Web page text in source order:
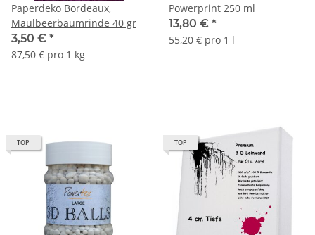
Paperdeko Bordeaux,
Maulbeerbaumrinde 40 gr
3,50 € *
87,50 € pro 1 kg
Powerprint 250 ml
13,80 € *
55,20 € pro 1 l
TOP TOP